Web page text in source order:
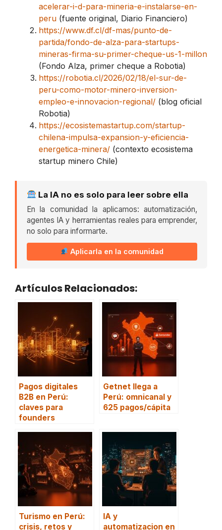
acelerar-i-d-para-mineria-e-instalarse-en-
peru (fuente original, Diario Financiero)
https://www.df.cl/df-mas/punto-de-
partida/fondo-de-alza-para-startups-
mineras-firma-su-primer-cheque-us-1-millon
(Fondo Alza, primer cheque a Robotia)
https://robotia.cl/2026/02/18/el-sur-de-
peru-como-motor-minero-inversion-
empleo-e-innovacion-regional/ (blog oficial
Robotia)
https://ecosistemastartup.com/startup-
chilena-impulsa-expansion-y-eficiencia-
energetica-minera/ (contexto ecosistema
startup minero Chile)
La IA no es solo para leer sobre ella
En la comunidad la aplicamos: automatización,
agentes IA y herramientas reales para emprender,
no solo para informarte.
Aplicarla en la comunidad
Artículos Relacionados:
Pagos digitales
B2B en Perú:
claves para
founders
Getnet llega a
Perú: omnicanal y
625 pagos/cápita
Turismo en Perú:
crisis, retos y
IA y
automatizacion en